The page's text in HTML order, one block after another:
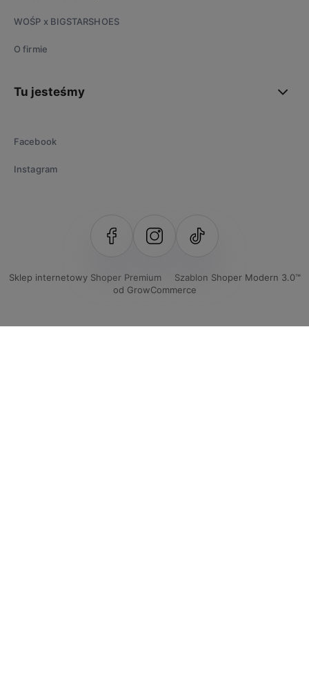
WOŚP x BIGSTARSHOES
O firmie
Tu jesteśmy
Facebook
Instagram
Sklep internetowy Shoper Premium
Szablon Shoper Modern 3.0™
od GrowCommerce